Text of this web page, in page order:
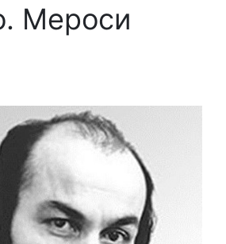
Мероси